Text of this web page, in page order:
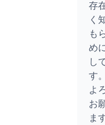
存
く
も
め
し
す
よ
お
ま